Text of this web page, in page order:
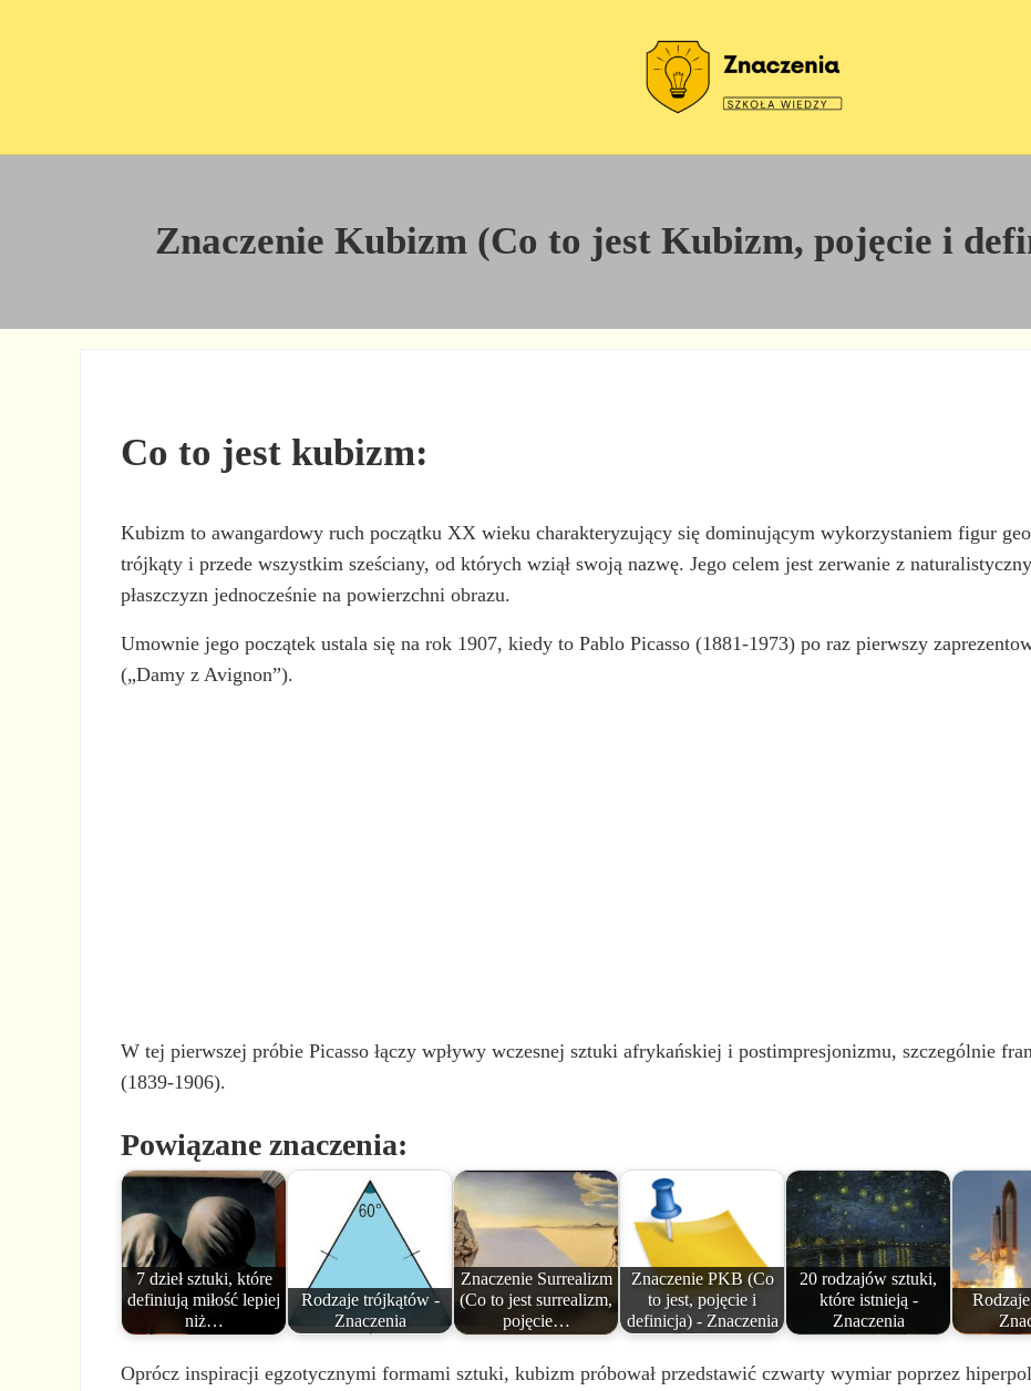
Znaczenie Kubizm (Co to jest Kubizm, pojęcie i
Co to jest kubizm:
Kubizm to awangardowy ruch początku XX wieku charakteryzujący się dominującym wykorzystaniem figur
trójkąty i przede wszystkim sześciany, od których wziął swoją nazwę. Jego celem jest zerwanie z
płaszczyzn jednocześnie na powierzchni obrazu.
Umownie jego początek ustala się na rok 1907, kiedy to Pablo Picasso (1881-1973) po raz pierwszy
(„Damy z Avignon”).
W tej pierwszej próbie Picasso łączy wpływy wczesnej sztuki afrykańskiej i postimpresjonizmu, szczególnie
(1839-1906).
Powiązane znaczenia:
7 dzieł sztuki, które
definiują miłość lepiej
niż…
Rodzaje trójkątów -
Znaczenia
Znaczenie Surrealizm
(Co to jest surrealizm,
pojęcie…
Znaczenie PKB (Co
to jest, pojęcie i
definicja) - Znaczenia
20 rodzajów sztuki,
które istnieją -
Znaczenia
Oprócz inspiracji egzotycznymi formami sztuki, kubizm próbował przedstawić czwarty wymiar poprzez